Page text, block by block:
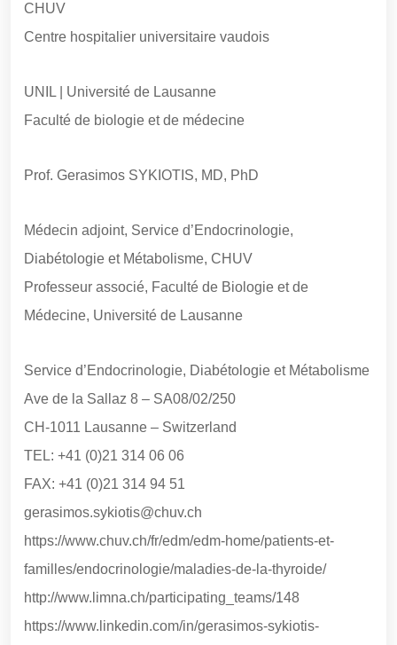
CHUV
Centre hospitalier universitaire vaudois
UNIL | Université de Lausanne
Faculté de biologie et de médecine
Prof. Gerasimos SYKIOTIS, MD, PhD
Médecin adjoint, Service d’Endocrinologie,
Diabétologie et Métabolisme, CHUV
Professeur associé, Faculté de Biologie et de
Médecine, Université de Lausanne
Service d’Endocrinologie, Diabétologie et Métabolisme
Ave de la Sallaz 8 – SA08/02/250
CH-1011 Lausanne – Switzerland
TEL: +41 (0)21 314 06 06
FAX: +41 (0)21 314 94 51
gerasimos.sykiotis@chuv.ch
https://www.chuv.ch/fr/edm/edm-home/patients-et-
familles/endocrinologie/maladies-de-la-thyroide/
http://www.limna.ch/participating_teams/148
https://www.linkedin.com/in/gerasimos-sykiotis-